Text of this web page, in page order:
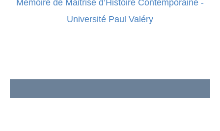
Mémoire de Maitrise d’Histoire Contemporaine -
Université Paul Valéry